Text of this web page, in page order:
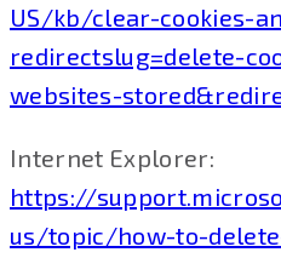
US/kb/clear-cookies-
redirectslug=delete-
websites-
Internet Explorer:
https://
us/topic/how-to-